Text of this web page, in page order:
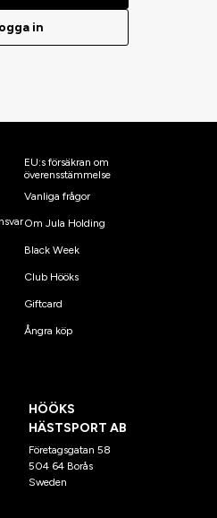
in
EU:s försäkran om
överensstämmelse
Vanliga frågor
Om Jula Holding
Black Week
Club Hööks
Giftcard
Ångra köp
HÖÖKS
HÄSTSPORT AB
Företagsgatan 58
504 64 Borås
Sweden